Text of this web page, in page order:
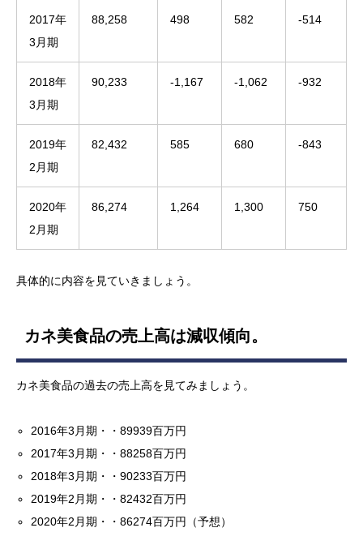
2017年
3月期
88,258 498 582 -514
2018年
3月期
90,233 -1,167 -1,062 -932
2019年
2月期
82,432 585 680 -843
2020年
2月期
86,274 1,264 1,300 750
具体的に内容を見ていきましょう。
カネ美食品の売上高は減収傾向。
カネ美食品の過去の売上高を見てみましょう。
2016年3月期・・89939百万円
2017年3月期・・88258百万円
2018年3月期・・90233百万円
2019年2月期・・82432百万円
2020年2月期・・86274百万円（予想）